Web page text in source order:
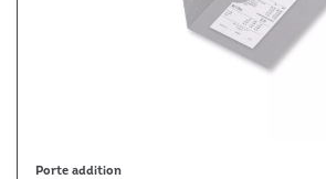
Porte addition